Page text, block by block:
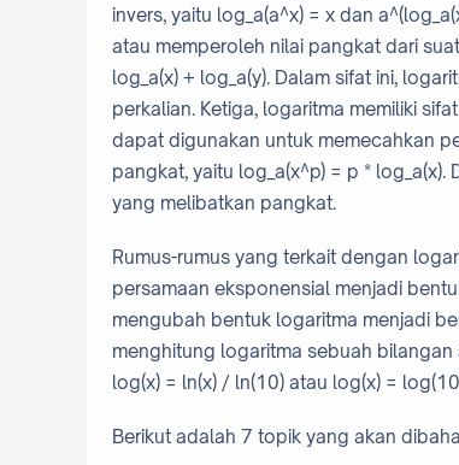
invers, yaitu log_a(a^x) = x dan
atau memperoleh nilai pangkat dari
log_a(x) + log_a(y). Dalam sifat ini,
perkalian. Ketiga, logaritma memiliki
dapat digunakan untuk memecahkan
pangkat, yaitu log_a(x^p) = p *
yang melibatkan pangkat.
Rumus-rumus yang terkait dengan
persamaan eksponensial menjadi
mengubah bentuk logaritma menjadi
menghitung logaritma sebuah
log(x) = ln(x) / ln(10) atau log(x) =
Berikut adalah 7 topik yang akan